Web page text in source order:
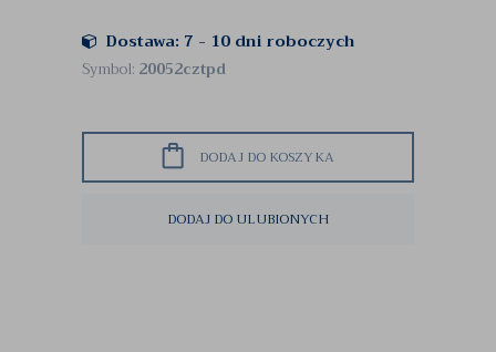
Dostawa: 7 - 10 dni roboczych
Symbol: 20052cztpd
DODAJ DO KOSZYKA
DODAJ DO ULUBIONYCH